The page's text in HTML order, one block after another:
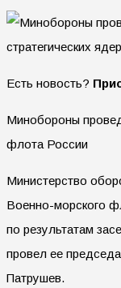
Есть новость?
Минобороны
флота России
Министерство
Военно-морского
по результатам
провел ее
Патрушев.